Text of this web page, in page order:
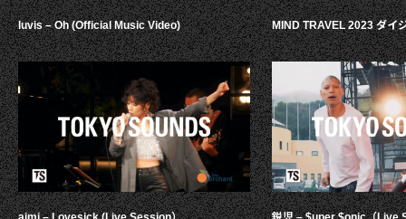
luvis – Oh (Official Music Video) MIND TRAVEL 2023 ダイ